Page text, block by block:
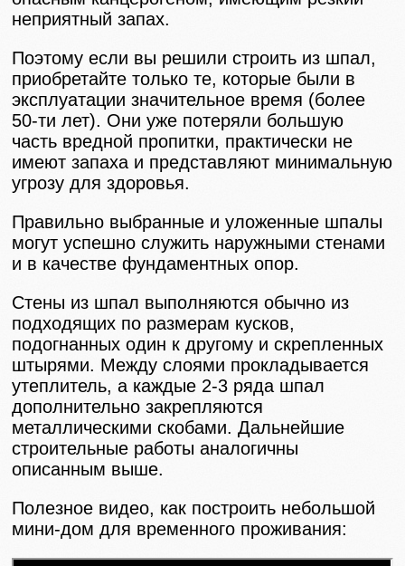
неприятный запах.
Поэтому если вы решили строить из шпал,
приобретайте только те, которые были в
эксплуатации значительное время (более
50-ти лет). Они уже потеряли большую
часть вредной пропитки, практически не
имеют запаха и представляют минимальную
угрозу для здоровья.
Правильно выбранные и уложенные шпалы
могут успешно служить наружными стенами
и в качестве фундаментных опор.
Стены из шпал выполняются обычно из
подходящих по размерам кусков,
подогнанных один к другому и скрепленных
штырями. Между слоями прокладывается
утеплитель, а каждые 2-3 ряда шпал
дополнительно закрепляются
металлическими скобами. Дальнейшие
строительные работы аналогичны
описанным выше.
Полезное видео, как построить небольшой
мини-дом для временного проживания: